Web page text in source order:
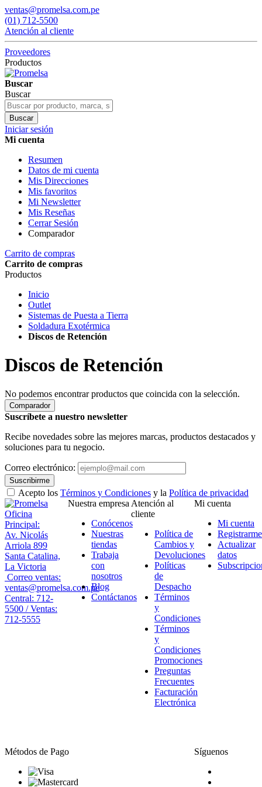
ventas@promelsa.com.pe
(01) 712-5500
Atención al cliente
Proveedores
Productos
Buscar
Buscar
Buscar
Iniciar sesión
Mi cuenta
Resumen
Datos de mi cuenta
Mis Direcciones
Mis favoritos
Mi Newsletter
Mis Reseñas
Cerrar Sesión
Comparador
Carrito de compras
Carrito de compras
Productos
Inicio
Outlet
Sistemas de Puesta a Tierra
Soldadura Exotérmica
Discos de Retención
Discos de Retención
No podemos encontrar productos que coincida con la selección.
Comparador
Suscríbete a nuestro newsletter
Recibe novedades sobre las mejores marcas, productos destacados y
soluciones para tu negocio.
Correo electrónico:
Suscribirme
Acepto los Términos y Condiciones y la Política de privacidad
Oficina
Principal:
Av. Nicolás
Arriola 899
Santa Catalina,
La Victoria
Correo ventas:
ventas@promelsa.com.pe
Central: 712-
5500 / Ventas:
712-5555
Nuestra empresa
Conócenos
Nuestras
tiendas
Trabaja
con
nosotros
Blog
Contáctanos
Atención al
cliente
Política de
Cambios y
Devoluciones
Políticas
de
Despacho
Términos
y
Condiciones
Términos
y
Condiciones
Promociones
Preguntas
Frecuentes
Facturación
Electrónica
Mi cuenta
Mi cuenta
Registrarme
Actualizar
datos
Métodos de Pago Síguenos